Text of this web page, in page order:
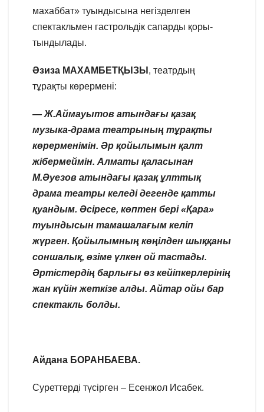
махаббат» туындысына негізделген
спектакльмен гастрольдік сапарды қоры-
тындылады.
Әзиза МАХАМБЕТҚЫЗЫ , театрдың
тұрақты көрермені:
— Ж.Аймауытов атындағы қазақ
музыка-драма театрының тұрақты
көрерменімін. Әр қойылымын қалт
жібермеймін. Алматы қаласынан
М.Әуезов атындағы қазақ ұлттық
драма театры келеді дегенде қатты
қуандым. Әсіресе, көптен бері «Қара»
туындысын тамашалағым келіп
жүрген. Қойылымның көңілден шыққаны
соншалық, өзіме үлкен ой тастады.
Әртістердің барлығы өз кейіпкерлерінің
жан күйін жеткізе алды. Айтар ойы бар
спектакль болды.
Айдана БОРАНБАЕВА.
Суреттерді түсірген – Есенжол Исабек.